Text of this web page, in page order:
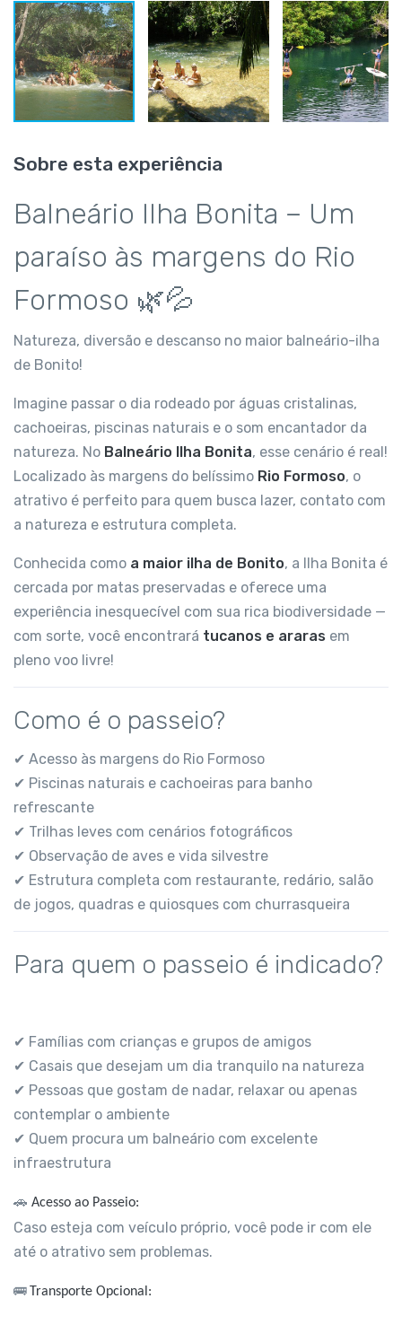
Sobre esta experiência
Balneário Ilha Bonita – Um
paraíso às margens do Rio
Formoso 🌿💦
Natureza, diversão e descanso no maior balneário-ilha
de Bonito!
Imagine passar o dia rodeado por águas cristalinas,
cachoeiras, piscinas naturais e o som encantador da
natureza. No Balneário Ilha Bonita, esse cenário é real!
Localizado às margens do belíssimo Rio Formoso, o
atrativo é perfeito para quem busca lazer, contato com
a natureza e estrutura completa.
Conhecida como a maior ilha de Bonito, a Ilha Bonita é
cercada por matas preservadas e oferece uma
experiência inesquecível com sua rica biodiversidade —
com sorte, você encontrará tucanos e araras em
pleno voo livre!
Como é o passeio?
✔ Acesso às margens do Rio Formoso
✔ Piscinas naturais e cachoeiras para banho
refrescante
✔ Trilhas leves com cenários fotográficos
✔ Observação de aves e vida silvestre
✔ Estrutura completa com restaurante, redário, salão
de jogos, quadras e quiosques com churrasqueira
Para quem o passeio é indicado?
✔ Famílias com crianças e grupos de amigos
✔ Casais que desejam um dia tranquilo na natureza
✔ Pessoas que gostam de nadar, relaxar ou apenas
contemplar o ambiente
✔ Quem procura um balneário com excelente
infraestrutura
🚗 Acesso ao Passeio:
Caso esteja com veículo próprio, você pode ir com ele
até o atrativo sem problemas.
🚌 Transporte Opcional: